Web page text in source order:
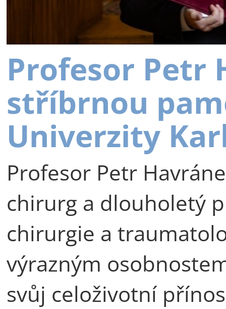
Profesor Petr
stříbrnou
Univerzity
Profesor Petr
chirurg a dlouholetý
chirurgie a
výrazným
svůj celoživotní